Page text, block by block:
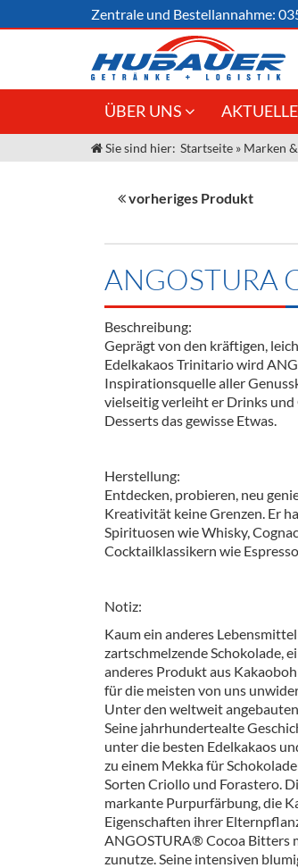
Zentrale und Bestellannahme:
ÜBER UNS
Jobs
Unser Liefergebiet
Angebote
Innovation -
Termine
Gläser
Kühlanhänger
Sie sind hier: Startseite » Marken
vorheriges Produkt
ANGOSTURA
Beschreibung:
Geprägt von den kräftigen,
Edelkakaos Trinitario wird
Inspirationsquelle aller
vielseitig verleiht er Drinks und
Desserts das gewisse Etwas.
Herstellung:
Entdecken, probieren, neu
Kreativität keine Grenzen. Er
Spirituosen wie Whisky,
Cocktailklassikern wie
Notiz:
Kaum ein anderes
zartschmelzende Schokolade,
anderes Produkt aus
für die meisten von uns
Unter den weltweit
Seine jahrhundertealte
unter die besten Edelkakaos
zu einem Mekka für
Sorten Criollo und Forastero.
markante Purpurfärbung, die
Eigenschaften ihrer
ANGOSTURA® Cocoa Bitters
zunutze. Seine intensiven